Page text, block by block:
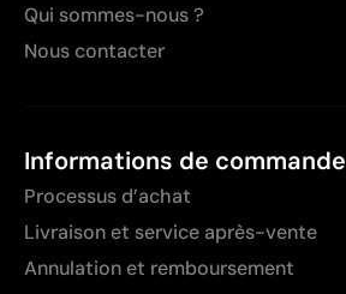
Qui sommes-nous ?
Nous contacter
Informations de commande
Processus d’achat
Livraison et service après-vente
Annulation et remboursement